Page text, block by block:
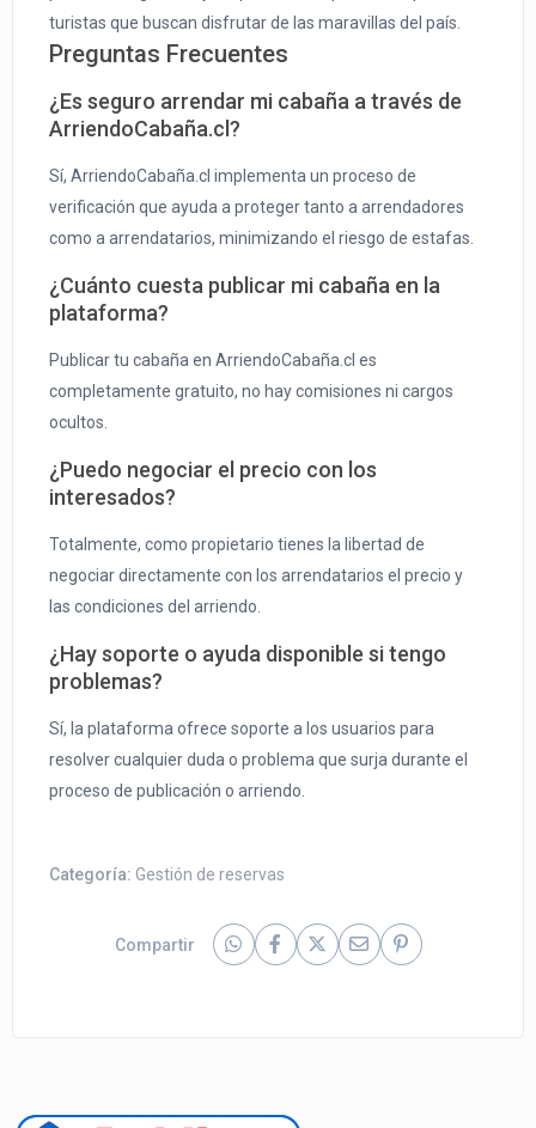
turistas que buscan disfrutar de las maravillas del país.
Preguntas Frecuentes
¿Es seguro arrendar mi cabaña a través de
ArriendoCabaña.cl?
Sí, ArriendoCabaña.cl implementa un proceso de
verificación que ayuda a proteger tanto a arrendadores
como a arrendatarios, minimizando el riesgo de estafas.
¿Cuánto cuesta publicar mi cabaña en la
plataforma?
Publicar tu cabaña en ArriendoCabaña.cl es
completamente gratuito, no hay comisiones ni cargos
ocultos.
¿Puedo negociar el precio con los
interesados?
Totalmente, como propietario tienes la libertad de
negociar directamente con los arrendatarios el precio y
las condiciones del arriendo.
¿Hay soporte o ayuda disponible si tengo
problemas?
Sí, la plataforma ofrece soporte a los usuarios para
resolver cualquier duda o problema que surja durante el
proceso de publicación o arriendo.
Categoría: Gestión de reservas
Compartir